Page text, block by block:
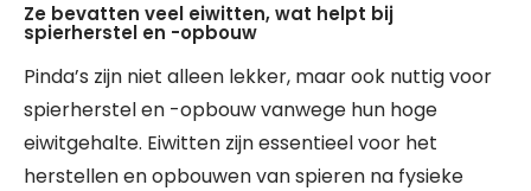
Ze bevatten veel eiwitten, wat helpt bij
spierherstel en -opbouw
Pinda’s zijn niet alleen lekker, maar ook nuttig voor
spierherstel en -opbouw vanwege hun hoge
eiwitgehalte. Eiwitten zijn essentieel voor het
herstellen en opbouwen van spieren na fysieke